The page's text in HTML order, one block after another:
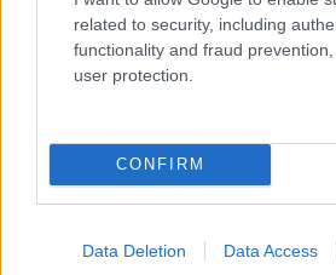
related to security, including
functionality and fraud
user protection.
CONFIRM
Data Deletion Data Access
2025. november 5.